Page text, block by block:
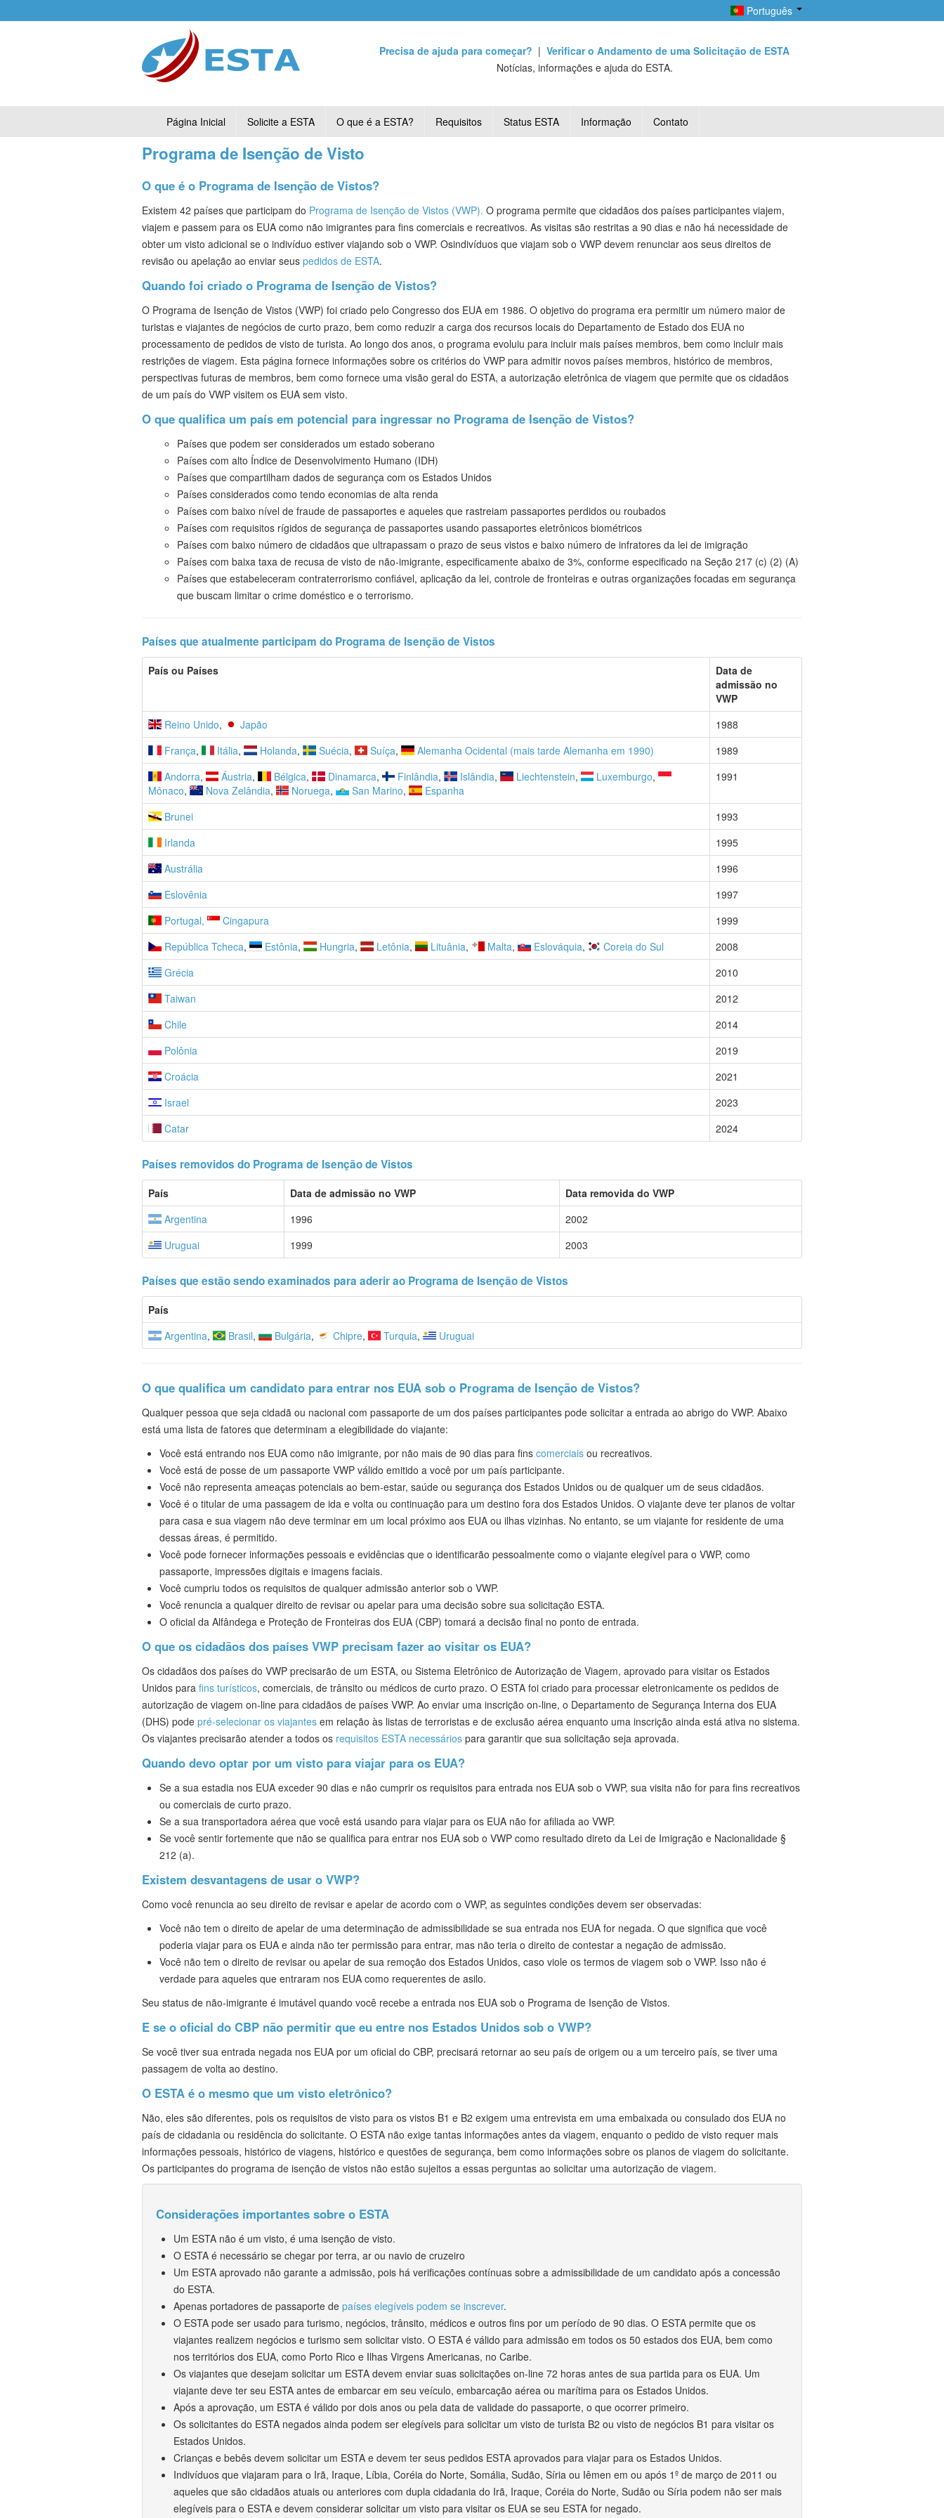
Português
Precisa de ajuda para começar? | Verificar o Andamento de uma Solicitação de ESTA
Notícias, informações e ajuda do ESTA.
Página Inicial Solicite a ESTA O que é a ESTA? Requisitos Status ESTA Informação Contato
Programa de Isenção de Visto
O que é o Programa de Isenção de Vistos?
Existem 42 países que participam do Programa de Isenção de Vistos (VWP). O programa permite que cidadãos dos países participantes viajem,
viajem e passem para os EUA como não imigrantes para fins comerciais e recreativos. As visitas são restritas a 90 dias e não há necessidade de
obter um visto adicional se o indivíduo estiver viajando sob o VWP. Osindivíduos que viajam sob o VWP devem renunciar aos seus direitos de
revisão ou apelação ao enviar seus pedidos de ESTA.
Quando foi criado o Programa de Isenção de Vistos?
O Programa de Isenção de Vistos (VWP) foi criado pelo Congresso dos EUA em 1986. O objetivo do programa era permitir um número maior de
turistas e viajantes de negócios de curto prazo, bem como reduzir a carga dos recursos locais do Departamento de Estado dos EUA no
processamento de pedidos de visto de turista. Ao longo dos anos, o programa evoluiu para incluir mais países membros, bem como incluir mais
restrições de viagem. Esta página fornece informações sobre os critérios do VWP para admitir novos países membros, histórico de membros,
perspectivas futuras de membros, bem como fornece uma visão geral do ESTA, a autorização eletrônica de viagem que permite que os cidadãos
de um país do VWP visitem os EUA sem visto.
O que qualifica um país em potencial para ingressar no Programa de Isenção de Vistos?
Países que podem ser considerados um estado soberano
Países com alto Índice de Desenvolvimento Humano (IDH)
Países que compartilham dados de segurança com os Estados Unidos
Países considerados como tendo economias de alta renda
Países com baixo nível de fraude de passaportes e aqueles que rastreiam passaportes perdidos ou roubados
Países com requisitos rígidos de segurança de passaportes usando passaportes eletrônicos biométricos
Países com baixo número de cidadãos que ultrapassam o prazo de seus vistos e baixo número de infratores da lei de imigração
Países com baixa taxa de recusa de visto de não-imigrante, especificamente abaixo de 3%, conforme especificado na Seção 217 (c) (2) (A)
Países que estabeleceram contraterrorismo confiável, aplicação da lei, controle de fronteiras e outras organizações focadas em segurança
que buscam limitar o crime doméstico e o terrorismo.
Países que atualmente participam do Programa de Isenção de Vistos
País ou Países
Data de
admissão no
VWP
Reino Unido, Japão
1988
França, Itália, Holanda, Suécia, Suíça, Alemanha Ocidental (mais tarde Alemanha em 1990)
1989
Andorra, Áustria, Bélgica, Dinamarca, Finlândia, Islândia, Liechtenstein, Luxemburgo,
Mônaco, Nova Zelândia, Noruega, San Marino, Espanha
1991
Brunei
1993
Irlanda
1995
Austrália
1996
Eslovênia
1997
Portugal, Cingapura
1999
República Tcheca, Estônia, Hungria, Letônia, Lituânia, Malta, Eslováquia, Coreia do Sul
2008
Grécia
2010
Taiwan
2012
Chile
2014
Polônia
2019
Croácia
2021
Israel
2023
Catar
2024
Países removidos do Programa de Isenção de Vistos
País Data de admissão no VWP
Data removida do VWP
Argentina
1996
2002
Uruguai
1999 2003
Países que estão sendo examinados para aderir ao Programa de Isenção de Vistos
País
Argentina, Brasil, Bulgária, Chipre, Turquia, Uruguai
O que qualifica um candidato para entrar nos EUA sob o Programa de Isenção de Vistos?
Qualquer pessoa que seja cidadã ou nacional com passaporte de um dos países participantes pode solicitar a entrada ao abrigo do VWP. Abaixo
está uma lista de fatores que determinam a elegibilidade do viajante:
Você está entrando nos EUA como não imigrante, por não mais de 90 dias para fins comerciais ou recreativos.
Você está de posse de um passaporte VWP válido emitido a você por um país participante.
Você não representa ameaças potenciais ao bem-estar, saúde ou segurança dos Estados Unidos ou de qualquer um de seus cidadãos.
Você é o titular de uma passagem de ida e volta ou continuação para um destino fora dos Estados Unidos. O viajante deve ter planos de voltar
para casa e sua viagem não deve terminar em um local próximo aos EUA ou ilhas vizinhas. No entanto, se um viajante for residente de uma
dessas áreas, é permitido.
Você pode fornecer informações pessoais e evidências que o identificarão pessoalmente como o viajante elegível para o VWP, como
passaporte, impressões digitais e imagens faciais.
Você cumpriu todos os requisitos de qualquer admissão anterior sob o VWP.
Você renuncia a qualquer direito de revisar ou apelar para uma decisão sobre sua solicitação ESTA.
O oficial da Alfândega e Proteção de Fronteiras dos EUA (CBP) tomará a decisão final no ponto de entrada.
O que os cidadãos dos países VWP precisam fazer ao visitar os EUA?
Os cidadãos dos países do VWP precisarão de um ESTA, ou Sistema Eletrônico de Autorização de Viagem, aprovado para visitar os Estados
Unidos para fins turísticos, comerciais, de trânsito ou médicos de curto prazo. O ESTA foi criado para processar eletronicamente os pedidos de
autorização de viagem on-line para cidadãos de países VWP. Ao enviar uma inscrição on-line, o Departamento de Segurança Interna dos EUA
(DHS) pode pré-selecionar os viajantes em relação às listas de terroristas e de exclusão aérea enquanto uma inscrição ainda está ativa no sistema.
Os viajantes precisarão atender a todos os requisitos ESTA necessários para garantir que sua solicitação seja aprovada.
Quando devo optar por um visto para viajar para os EUA?
Se a sua estadia nos EUA exceder 90 dias e não cumprir os requisitos para entrada nos EUA sob o VWP, sua visita não for para fins recreativos
ou comerciais de curto prazo.
Se a sua transportadora aérea que você está usando para viajar para os EUA não for afiliada ao VWP.
Se você sentir fortemente que não se qualifica para entrar nos EUA sob o VWP como resultado direto da Lei de Imigração e Nacionalidade §
212 (a).
Existem desvantagens de usar o VWP?
Como você renuncia ao seu direito de revisar e apelar de acordo com o VWP, as seguintes condições devem ser observadas:
Você não tem o direito de apelar de uma determinação de admissibilidade se sua entrada nos EUA for negada. O que significa que você
poderia viajar para os EUA e ainda não ter permissão para entrar, mas não teria o direito de contestar a negação de admissão.
Você não tem o direito de revisar ou apelar de sua remoção dos Estados Unidos, caso viole os termos de viagem sob o VWP. Isso não é
verdade para aqueles que entraram nos EUA como requerentes de asilo.
Seu status de não-imigrante é imutável quando você recebe a entrada nos EUA sob o Programa de Isenção de Vistos.
E se o oficial do CBP não permitir que eu entre nos Estados Unidos sob o VWP?
Se você tiver sua entrada negada nos EUA por um oficial do CBP, precisará retornar ao seu país de origem ou a um terceiro país, se tiver uma
passagem de volta ao destino.
O ESTA é o mesmo que um visto eletrônico?
Não, eles são diferentes, pois os requisitos de visto para os vistos B1 e B2 exigem uma entrevista em uma embaixada ou consulado dos EUA no
país de cidadania ou residência do solicitante. O ESTA não exige tantas informações antes da viagem, enquanto o pedido de visto requer mais
informações pessoais, histórico de viagens, histórico e questões de segurança, bem como informações sobre os planos de viagem do solicitante.
Os participantes do programa de isenção de vistos não estão sujeitos a essas perguntas ao solicitar uma autorização de viagem.
Considerações importantes sobre o ESTA
Um ESTA não é um visto, é uma isenção de visto.
O ESTA é necessário se chegar por terra, ar ou navio de cruzeiro
Um ESTA aprovado não garante a admissão, pois há verificações contínuas sobre a admissibilidade de um candidato após a concessão
do ESTA.
Apenas portadores de passaporte de países elegíveis podem se inscrever.
O ESTA pode ser usado para turismo, negócios, trânsito, médicos e outros fins por um período de 90 dias. O ESTA permite que os
viajantes realizem negócios e turismo sem solicitar visto. O ESTA é válido para admissão em todos os 50 estados dos EUA, bem como
nos territórios dos EUA, como Porto Rico e Ilhas Virgens Americanas, no Caribe.
Os viajantes que desejam solicitar um ESTA devem enviar suas solicitações on-line 72 horas antes de sua partida para os EUA. Um
viajante deve ter seu ESTA antes de embarcar em seu veículo, embarcação aérea ou marítima para os Estados Unidos.
Após a aprovação, um ESTA é válido por dois anos ou pela data de validade do passaporte, o que ocorrer primeiro.
Os solicitantes do ESTA negados ainda podem ser elegíveis para solicitar um visto de turista B2 ou visto de negócios B1 para visitar os
Estados Unidos.
Crianças e bebês devem solicitar um ESTA e devem ter seus pedidos ESTA aprovados para viajar para os Estados Unidos.
Indivíduos que viajaram para o Irã, Iraque, Líbia, Coréia do Norte, Somália, Sudão, Síria ou Iêmen em ou após 1º de março de 2011 ou
aqueles que são cidadãos atuais ou anteriores com dupla cidadania do Irã, Iraque, Coréia do Norte, Sudão ou Síria podem não ser mais
elegíveis para o ESTA e devem considerar solicitar um visto para visitar os EUA se seu ESTA for negado.